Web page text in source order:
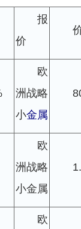
报
价
欧
洲战略
小金属
欧
洲战略
小金属
欧